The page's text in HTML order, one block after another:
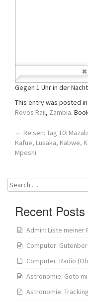
Gegen 1 Uhr in der
This entry was posted in
Rovos Rail, Zambia.
Post
navigation
← Reisen: Tag 10:
Kafue, Lusaka, Kabwe,
Mposhi
Search
for:
Recent Posts
Admin: Liste meiner
Computer:
Computer: Radio
Astronomie: Goto
Astronomie: